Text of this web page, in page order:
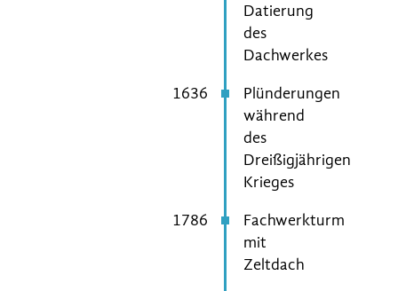
Datierung
des
Dachwerkes
1636
Plünderungen
während
des
Dreißigjährigen
Krieges
1786
Fachwerkturm
mit
Zeltdach